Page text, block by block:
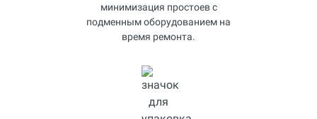
минимизация простоев с
подменным оборудованием на
время ремонта.